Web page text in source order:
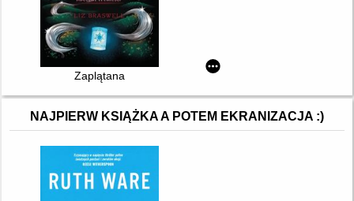
Zaplątana
NAJPIERW KSIĄŻKA A POTEM EKRANIZACJA :)